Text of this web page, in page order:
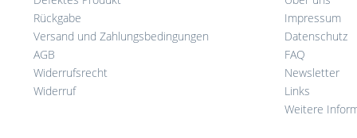
Rückgabe
Versand und Zahlungsbedingungen
AGB
Widerrufsrecht
Widerruf
Impressum
Datenschutz
FAQ
Newsletter
Links
Weitere